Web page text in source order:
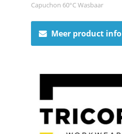
Capuchon 60°C Wasbaar
Meer product info